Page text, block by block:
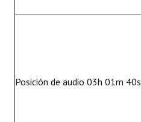
Posición de audio 03h 01m 40s